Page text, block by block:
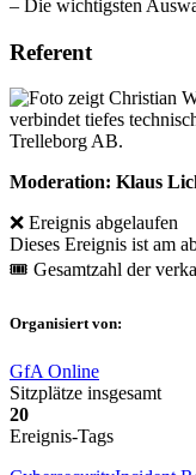
– Die wichtigsten
Referent
verbindet tiefes
Trelleborg AB.
Moderation: Klaus
❌ Ereignis abgelaufen
Dieses Ereignis ist am
🎟 Gesamtzahl der
Organisiert von:
GfA Online
Sitzplätze insgesamt
20
Ereignis-Tags